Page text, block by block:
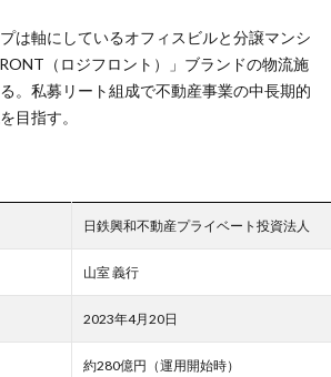
は軸にしているオフィスビルと分譲マンシ
（ロジフロント）」ブランドの物流施
。私募リート組成で不動産事業の中長期的
目指す。
日鉄興和不動産プライベート投資法人
山室 義行
2023年4月20日
約280億円（運用開始時）